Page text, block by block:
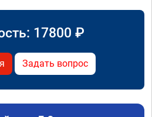
17800 ₽
Задать вопрос